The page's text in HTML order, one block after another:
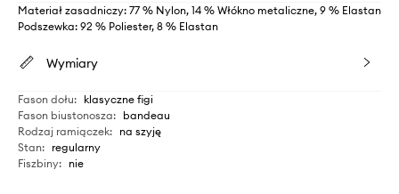
Materiał zasadniczy: 77 % Nylon, 14 % Włókno metaliczne, 9 % Elastan
Podszewka: 92 % Poliester, 8 % Elastan
Wymiary
Fason dołu: klasyczne figi
Fason biustonosza: bandeau
Rodzaj ramiączek: na szyję
Stan: regularny
Fiszbiny: nie